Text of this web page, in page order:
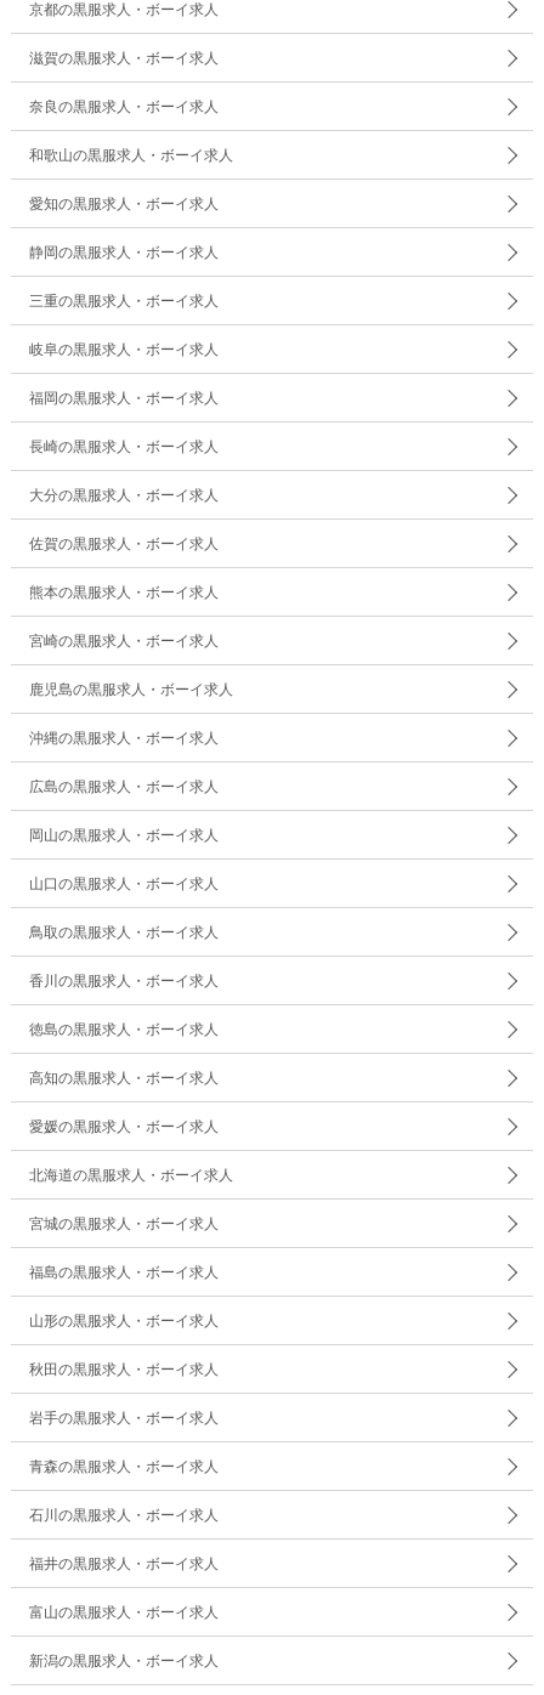
京都の黒服求人・ボーイ求人
滋賀の黒服求人・ボーイ求人
奈良の黒服求人・ボーイ求人
和歌山の黒服求人・ボーイ求人
愛知の黒服求人・ボーイ求人
静岡の黒服求人・ボーイ求人
三重の黒服求人・ボーイ求人
岐阜の黒服求人・ボーイ求人
福岡の黒服求人・ボーイ求人
長崎の黒服求人・ボーイ求人
大分の黒服求人・ボーイ求人
佐賀の黒服求人・ボーイ求人
熊本の黒服求人・ボーイ求人
宮崎の黒服求人・ボーイ求人
鹿児島の黒服求人・ボーイ求人
沖縄の黒服求人・ボーイ求人
広島の黒服求人・ボーイ求人
岡山の黒服求人・ボーイ求人
山口の黒服求人・ボーイ求人
鳥取の黒服求人・ボーイ求人
香川の黒服求人・ボーイ求人
徳島の黒服求人・ボーイ求人
高知の黒服求人・ボーイ求人
愛媛の黒服求人・ボーイ求人
北海道の黒服求人・ボーイ求人
宮城の黒服求人・ボーイ求人
福島の黒服求人・ボーイ求人
山形の黒服求人・ボーイ求人
秋田の黒服求人・ボーイ求人
岩手の黒服求人・ボーイ求人
青森の黒服求人・ボーイ求人
石川の黒服求人・ボーイ求人
福井の黒服求人・ボーイ求人
富山の黒服求人・ボーイ求人
新潟の黒服求人・ボーイ求人